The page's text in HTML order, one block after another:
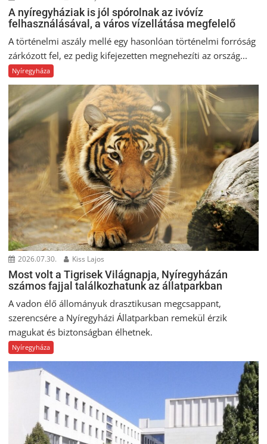
A nyíregyháziak is jól spórolnak az ivóvíz
felhasználásával, a város vízellátása megfelelő
A történelmi aszály mellé egy hasonlóan történelmi forróság
zárkózott fel, ez pedig kifejezetten megnehezíti az ország...
Nyíregyháza
2026.07.30. Kiss Lajos
Most volt a Tigrisek Világnapja, Nyíregyházán
számos fajjal találkozhatunk az állatparkban
A vadon élő állományuk drasztikusan megcsappant,
szerencsére a Nyíregyházi Állatparkban remekül érzik
magukat és biztonságban élhetnek.
Nyíregyháza